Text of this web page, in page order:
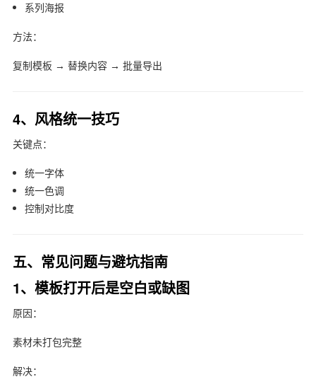
系列海报
方法：
复制模板 → 替换内容 → 批量导出
4、风格统一技巧
关键点：
统一字体
统一色调
控制对比度
五、常见问题与避坑指南
1、模板打开后是空白或缺图
原因：
素材未打包完整
解决：